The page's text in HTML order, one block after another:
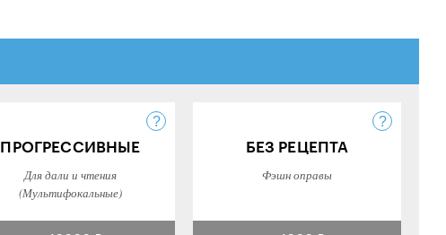
ПРОГРЕССИВНЫЕ
Для дали и чтения
(Мультифокальные)
БЕЗ РЕЦЕПТА
Фэшн оправы